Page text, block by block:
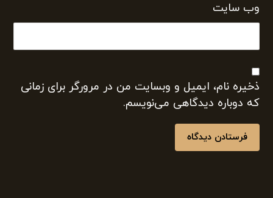
وب‌ سایت
ذخیره نام، ایمیل و وبسایت من در مرورگر برای زمانی
که دوباره دیدگاهی می‌نویسم.
فرستادن دیدگاه